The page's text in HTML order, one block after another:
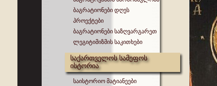
ბაგრატიონები დღეს
პროექტები
ბაგრატიონები საზღვარგარეთ
ლეგიტიმიზმის საკითხები
საქართველოს სამეფოს
ისტორია
საისტორიო მატიანეები